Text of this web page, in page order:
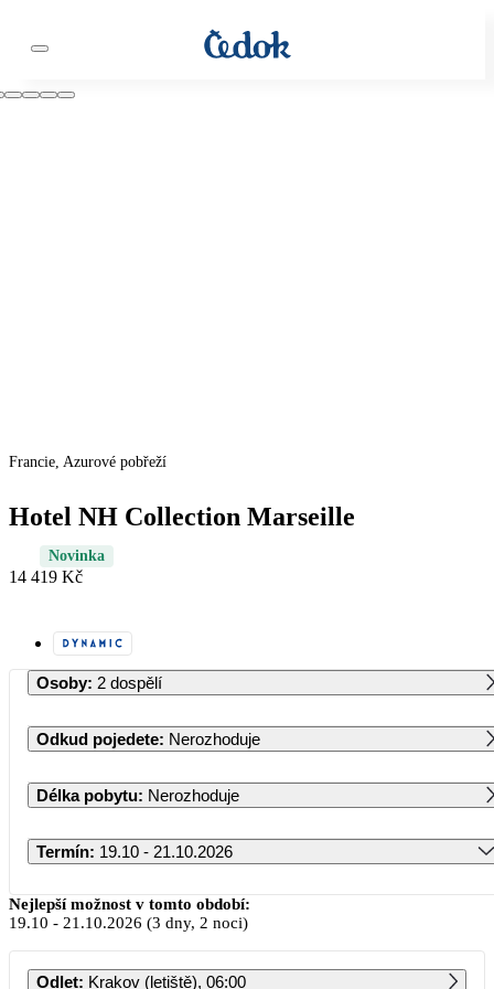
Francie, Azurové pobřeží
Hotel NH Collection Marseille
Novinka
14 419 Kč
Osoby: 2 dospělí
Odkud pojedete: Nerozhoduje
Délka pobytu: Nerozhoduje
Termín: 19.10 - 21.10.2026
Říjen 2026
PO ÚT ST ČT PÁ SO NE
Nejlepší možnost v tomto období:
19.10 - 21.10.2026 (3 dny, 2 noci)
Odlet: Krakov (letiště), 06:00